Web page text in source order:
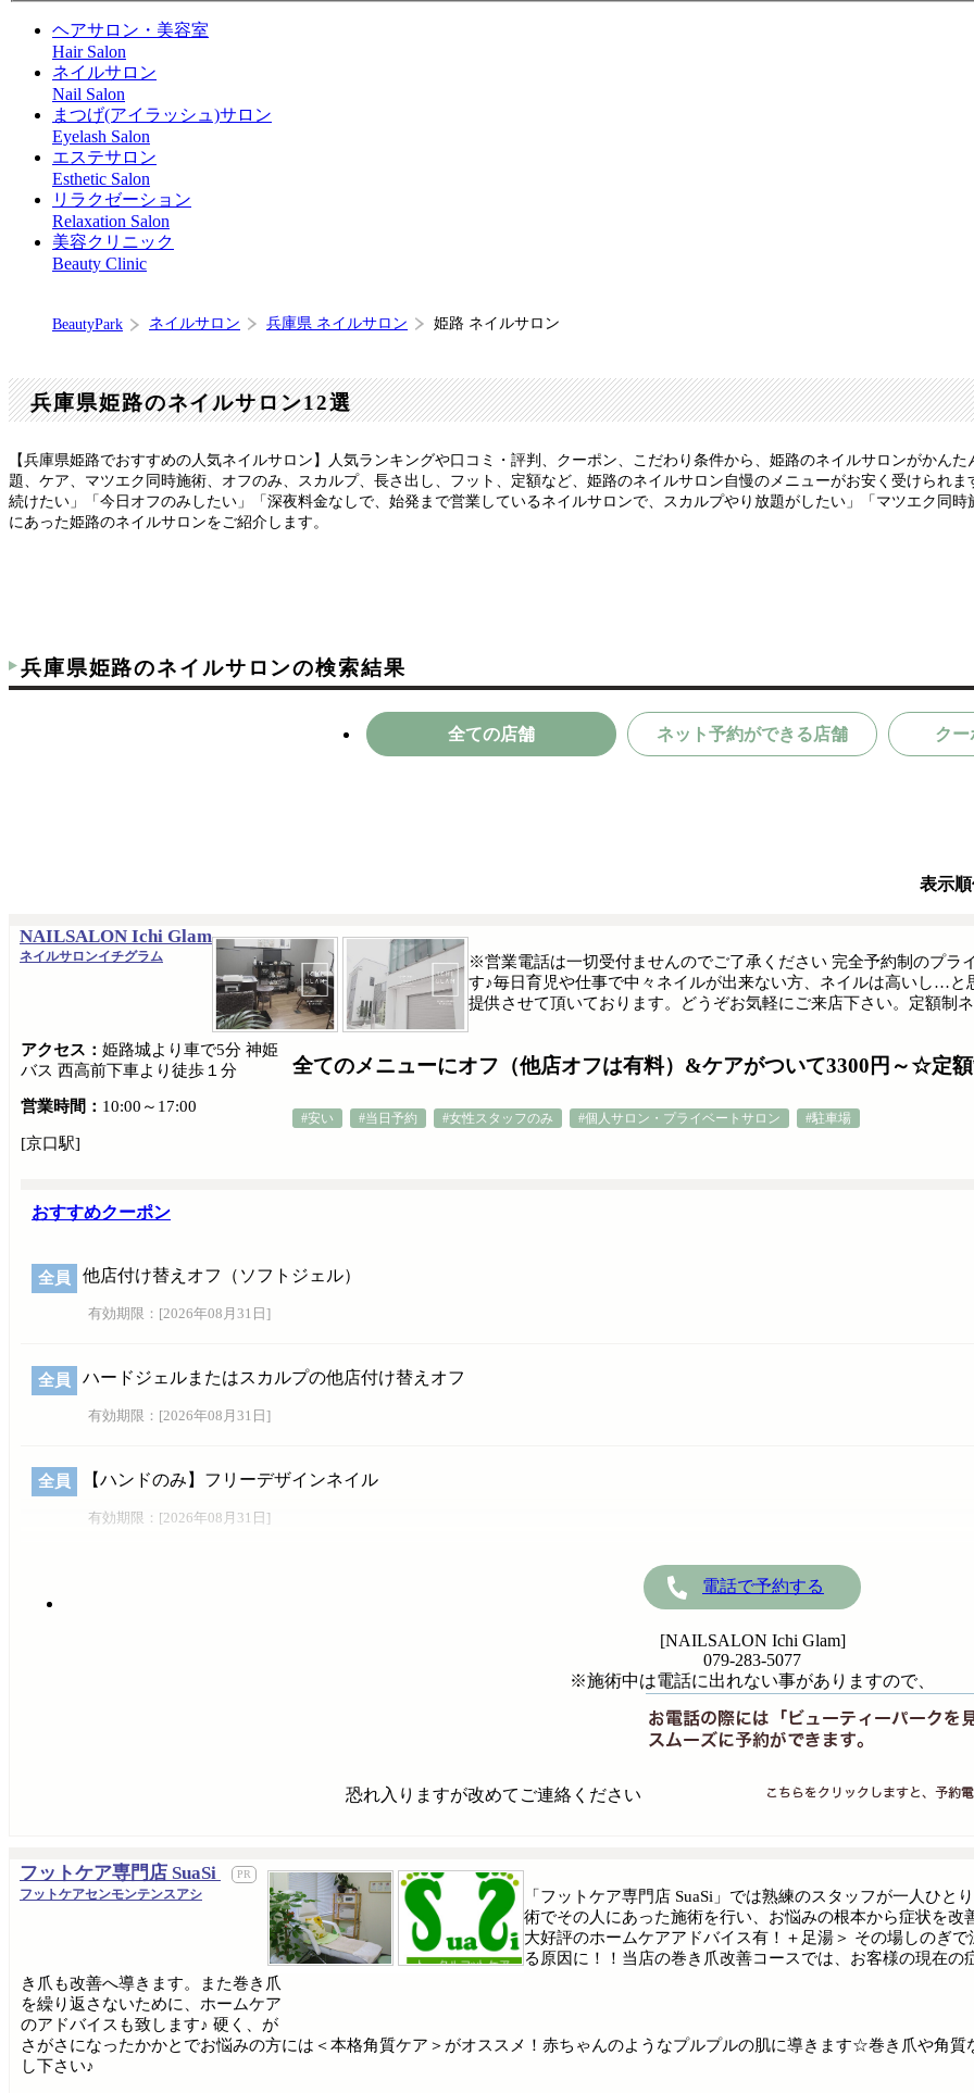
ヘアサロン・美容室
Hair Salon
ネイルサロン
Nail Salon
まつげ(アイラッシュ)サロン
Eyelash Salon
エステサロン
Esthetic Salon
リラクゼーション
Relaxation Salon
美容クリニック
Beauty Clinic
BeautyPark ネイルサロン 兵庫県 ネイルサロン 姫路 ネイルサロン
兵庫県姫路のネイルサロン12選
【兵庫県姫路でおすすめの人気ネイルサロン】人気ランキングや口コミ・評判、クーポン、こだわり条件から、姫路のネイルサロンがかん
題、ケア、マツエク同時施術、オフのみ、スカルプ、長さ出し、フット、定額など、姫路のネイルサロン自慢のメニューがお安く受けられ
続けたい」「今日オフのみしたい」「深夜料金なしで、始発まで営業しているネイルサロンで、スカルプやり放題がしたい」「マツエク同
にあった姫路のネイルサロンをご紹介します。
兵庫県姫路のネイルサロンの検索結果
全ての店舗 ネット予約ができる店舗 クー
表示
NAILSALON Ichi Glam
ネイルサロンイチグラム
全てのメニューにオフ（他店オフは有料）&ケアがついて3300円～☆定
#安い #当日予約 #女性スタッフのみ #個人サロン・プライベートサロン #駐車場
※営業電話は一切受付ませんのでご了承ください 完全予約制のプラ
す♪毎日育児や仕事で中々ネイルが出来ない方、ネイルは高いし…
提供させて頂いております。どうぞお気軽にご来店下さい。定額制
アクセス： 姫路城より車で5分 神姫
バス 西高前下車より徒歩１分
営業時間： 10:00～17:00
[京口駅]
おすすめクーポン
全員 他店付け替えオフ（ソフトジェル）
有効期限：[2026年08月31日 ]
全員 ハードジェルまたはスカルプの他店付け替えオフ
有効期限：[2026年08月31日 ]
全員 【ハンドのみ】フリーデザインネイル
有効期限：[2026年08月31日 ]
電話で予約する
[NAILSALON Ichi Glam]
079-283-5077
※施術中は電話に出れない事がありますので、
恐れ入りますが改めてご連絡ください
フットケア専門店 SuaSi
フットケアセンモンテンスアシ
「フットケア専門店 SuaSi」では熟練のスタッフが一人ひ
術でその人にあった施術を行い、お悩みの根本から症状を
大好評のホームケアアドバイス有！＋足湯＞ その場しのぎ
る原因に！！当店の巻き爪改善コースでは、お客様の現在
き爪も改善へ導きます。また巻き爪
を繰り返さないために、ホームケア
のアドバイスも致します♪ 硬く、が
さがさになったかかとでお悩みの方には＜本格角質ケア＞がオススメ！赤ちゃんのようなプルプルの肌に導きます☆巻き爪や角
し下さい♪